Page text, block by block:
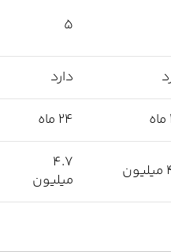
۵
دارد
24 ماه
۴.۷
میلیون